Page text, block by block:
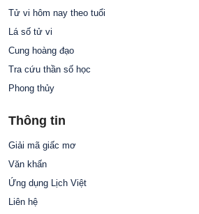
Tử vi hôm nay theo tuổi
Lá số tử vi
Cung hoàng đạo
Tra cứu thần số học
Phong thủy
Thông tin
Giải mã giấc mơ
Văn khấn
Ứng dụng Lịch Việt
Liên hệ